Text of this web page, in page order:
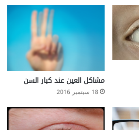
مشاكل العين عند كبار السن
18 سبتمبر 2016